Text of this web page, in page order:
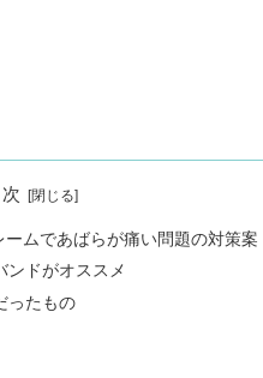
次
ムであばらが痛い問題の対策案
ンドがオススメ
ったもの